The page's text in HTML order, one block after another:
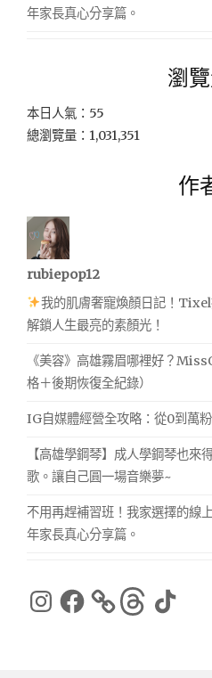
年家長真心分享篇。
瀏
本日人氣：55
總瀏覽量：1,031,351
作
rubiepop12
我的肌膚奢寵煥顏日記！
解鎖人生最亮的素顏光！
《美容》高雄霧眉哪裡好？
格＋後期恢復全紀錄）
IG自媒體經營全攻略：從0到萬
【高雄學鋼琴】成人學鋼琴也來
歌。讓自己圓一場音樂夢~
不用再趕補習班！我家選擇的線
年家長真心分享篇。
Instagram
Facebook ThreadsTikTok